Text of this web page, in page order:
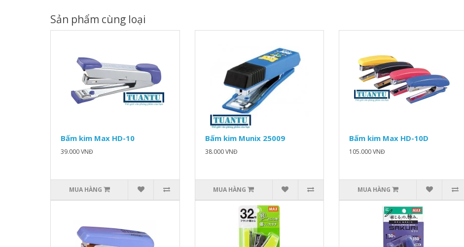
Sản phẩm cùng loại
Bấm kim Max HD-10
39.000 VNĐ
MUA HÀNG
Bấm kim Munix 25009
38.000 VNĐ
MUA HÀNG
Bấm kim Max HD-10D
105.000 VNĐ
MUA HÀNG